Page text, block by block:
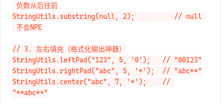
StringUtils.substring("abcdef", -2);     // "ef"
负数从后往前
StringUtils.substring(null, 2);          // null
// 3. 左右填充（格式化输出神器）
StringUtils.leftPad("123", 5, '0');   // "00123"
StringUtils.rightPad("abc", 5, '*');  // "abc**"
StringUtils.center("abc", 7, '*');    //